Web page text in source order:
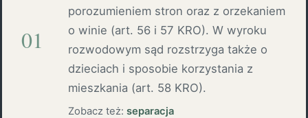
01
porozumieniem stron oraz z orzekaniem
o winie (art. 56 i 57 KRO). W wyroku
rozwodowym sąd rozstrzyga także o
dzieciach i sposobie korzystania z
mieszkania (art. 58 KRO).
Zobacz też: separacja